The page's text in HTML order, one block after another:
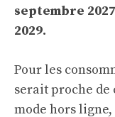
septembre
2029.
Pour les
serait proche de
mode hors